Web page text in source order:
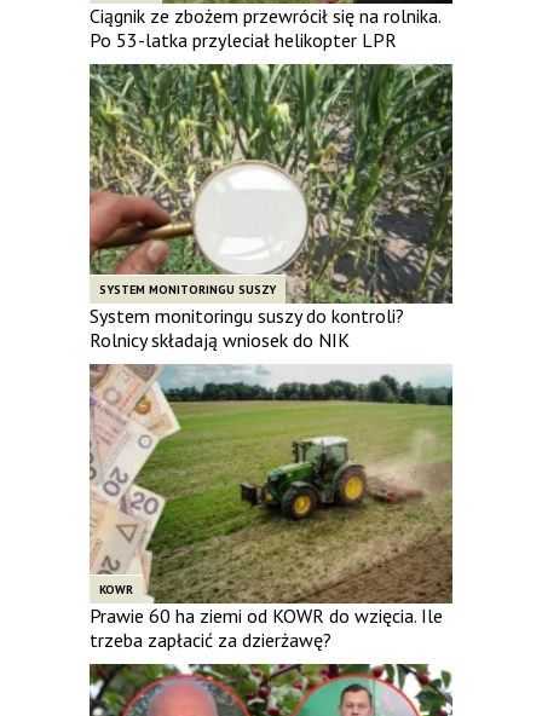
Ciągnik ze zbożem przewrócił się na rolnika.
Po 53-latka przyleciał helikopter LPR
SYSTEM MONITORINGU SUSZY
System monitoringu suszy do kontroli?
Rolnicy składają wniosek do NIK
KOWR
Prawie 60 ha ziemi od KOWR do wzięcia. Ile
trzeba zapłacić za dzierżawę?